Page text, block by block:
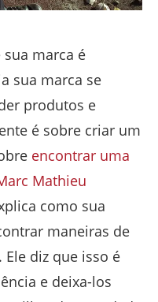
marca é
sua marca se
produtos e
é sobre criar um
encontrar uma
Mathieu
como sua
maneiras de
diz que isso é
e deixa-los